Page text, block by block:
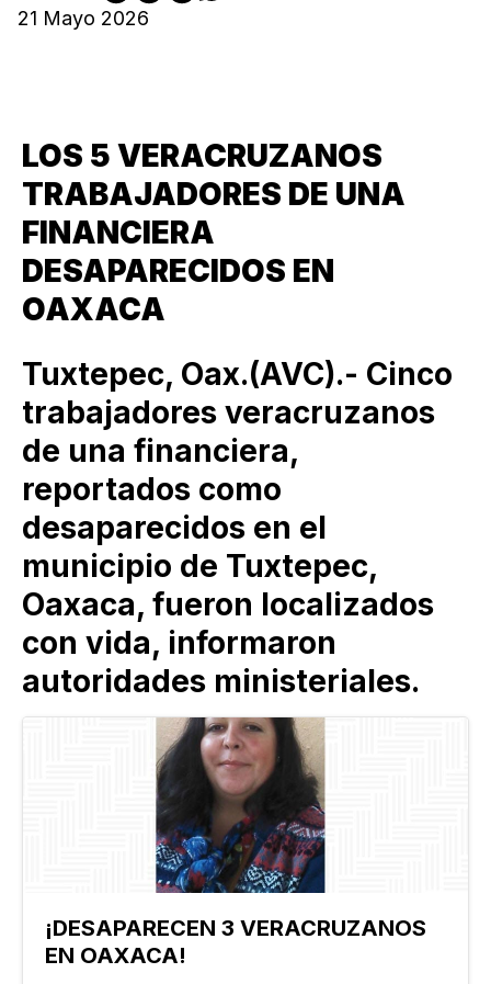
21 Mayo 2026
LOS 5 VERACRUZANOS
TRABAJADORES DE UNA
FINANCIERA
DESAPARECIDOS EN
OAXACA
Tuxtepec, Oax.(AVC).- Cinco
trabajadores veracruzanos
de una financiera,
reportados como
desaparecidos en el
municipio de Tuxtepec,
Oaxaca, fueron localizados
con vida, informaron
autoridades ministeriales.
¡DESAPARECEN 3 VERACRUZANOS
EN OAXACA!